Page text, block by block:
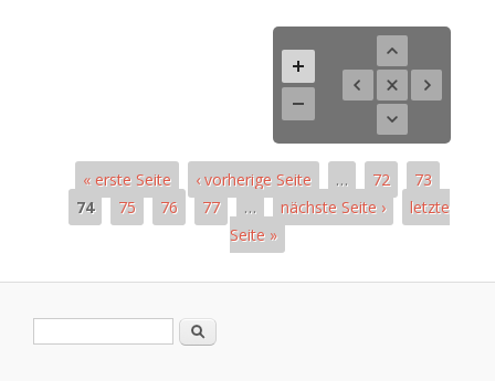
« erste Seite ‹ vorherige Seite … 72
73
74
75 76 77 … nächste Seite ›
letzte
Seite »
Suche